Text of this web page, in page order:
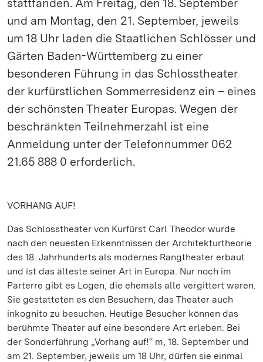
stattfanden. Am Freitag, den 18. September
und am Montag, den 21. September, jeweils
um 18 Uhr laden die Staatlichen Schlösser und
Gärten Baden-Württemberg zu einer
besonderen Führung in das Schlosstheater
der kurfürstlichen Sommerresidenz ein – eines
der schönsten Theater Europas. Wegen der
beschränkten Teilnehmerzahl ist eine
Anmeldung unter der Telefonnummer 062
21.65 888 0 erforderlich.
VORHANG AUF!
Das Schlosstheater von Kurfürst Carl Theodor wurde
nach den neuesten Erkenntnissen der Architekturtheorie
des 18. Jahrhunderts als modernes Rangtheater erbaut
und ist das älteste seiner Art in Europa. Nur noch im
Parterre gibt es Logen, die ehemals alle vergittert waren.
Sie gestatteten es den Besuchern, das Theater auch
inkognito zu besuchen. Heutige Besucher können das
berühmte Theater auf eine besondere Art erleben: Bei
der Sonderführung „Vorhang auf!“ m, 18. September und
am 21. September, jeweils um 18 Uhr, dürfen sie einmal